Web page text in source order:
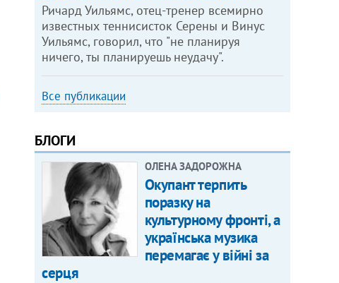
Ричард Уильямс, отец-тренер всемирно
известных теннисисток Серены и Винус
Уильямс, говорил, что "не планируя
ничего, ты планируешь неудачу".
Все публикации
БЛОГИ
ОЛЕНА ЗАДОРОЖНА
Окупант терпить
поразку на
культурному фронті, а
українська музика
перемагає у війні за
серця